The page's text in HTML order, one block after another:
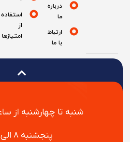
شنبه تا چهارشنبه از ساعت ۸ الی ۱۶
پنجشنبه ۸ الی ۱۴
درباره
ارتباط
استفاده
امتیازها